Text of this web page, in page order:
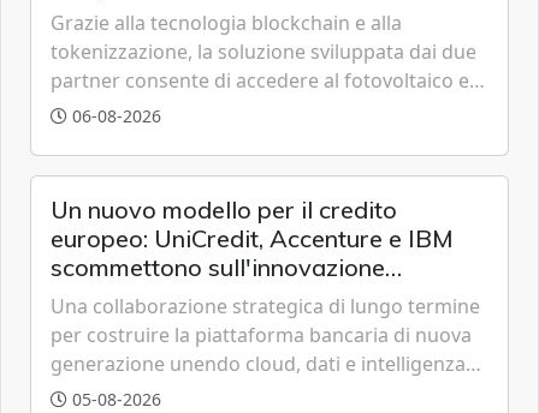
Grazie alla tecnologia blockchain e alla
tokenizzazione, la soluzione sviluppata dai due
partner consente di accedere al fotovoltaico e
all'eolico ottenendo risparmi diretti in bolletta,
06-08-2026
Un nuovo modello per il credito
europeo: UniCredit, Accenture e IBM
scommettono sull'innovazione
tecnologica
Una collaborazione strategica di lungo termine
per costruire la piattaforma bancaria di nuova
generazione unendo cloud, dati e intelligenza
artificiale.
05-08-2026